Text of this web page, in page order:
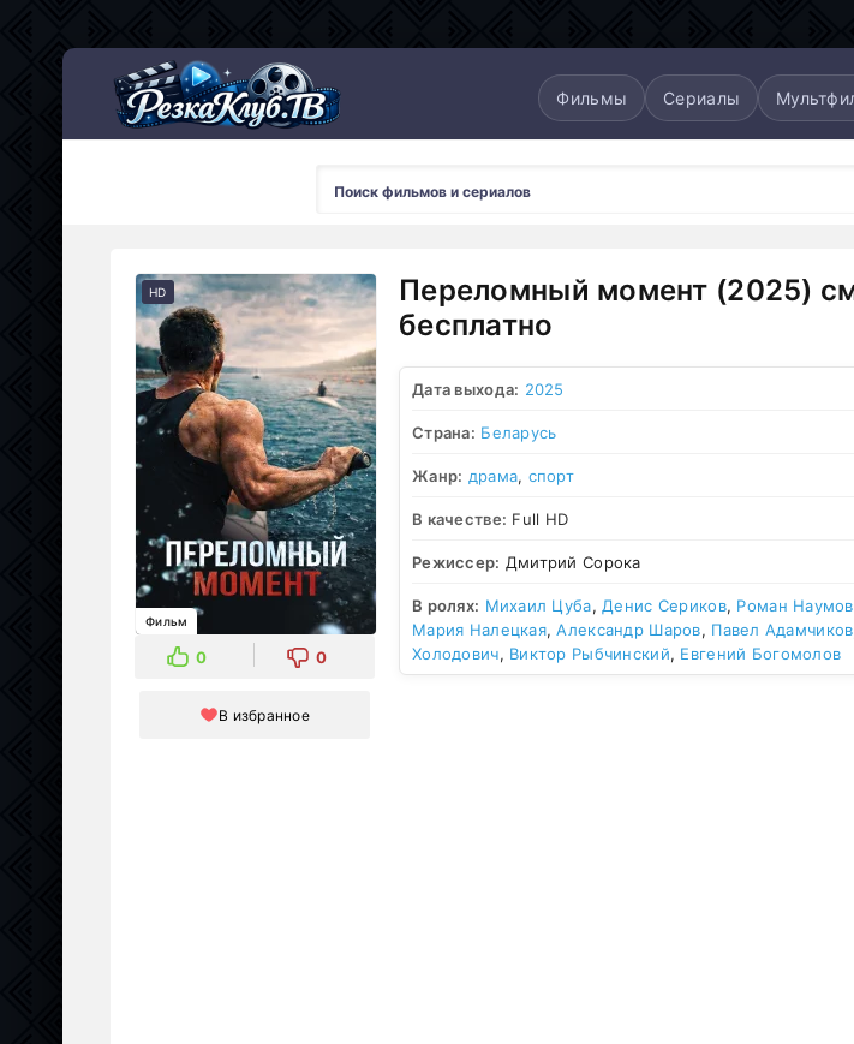
Фильмы Сериалы
HD
Фильм
0 0
В избранное
Переломный момент (2025)
бесплатно
Дата выхода: 2025
Страна: Беларусь
Жанр: драма, спорт
В качестве: Full HD
Режиссер: Дмитрий Сорока
В ролях: Михаил Цуба, Денис Сериков, Роман
Мария Налецкая,Александр Шаров, Павел Адамчиков
Холодович, Виктор Рыбчинский, Евгений Богомолов
Мультсериалы